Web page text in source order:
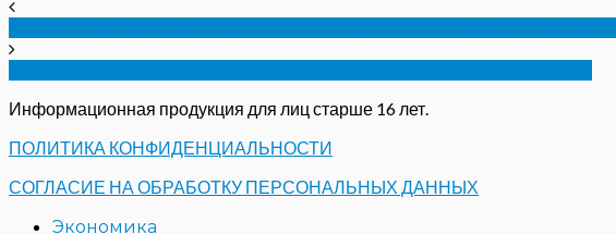
Информационная продукция для лиц старше 16 лет.
ПОЛИТИКА КОНФИДЕНЦИАЛЬНОСТИ
СОГЛАСИЕ НА ОБРАБОТКУ ПЕРСОНАЛЬНЫХ ДАННЫХ
Экономика